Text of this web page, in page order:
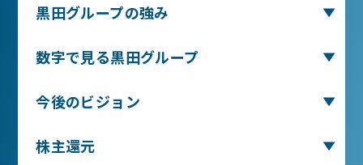
黒田グループの強み
数字で見る黒田グループ
今後のビジョン
株主還元